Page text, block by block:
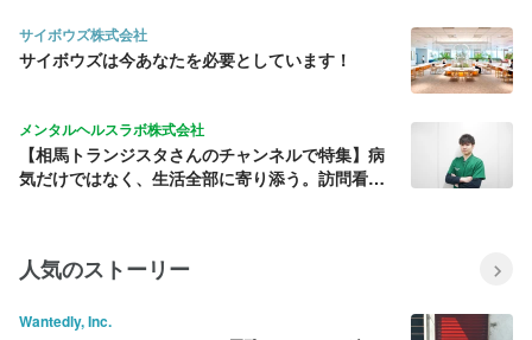
サイボウズ株式会社
サイボウズは今あなたを必要としています！
メンタルヘルスラボ株式会社
【相馬トランジスタさんのチャンネルで特集】病
気だけではなく、生活全部に寄り添う。訪問看護
人気のストーリー
Wantedly, Inc.